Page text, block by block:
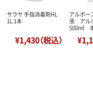
サラヤ 手指消毒剤HL
1L 1本
¥1,430（税込）
アルボ
液 アル
500ml